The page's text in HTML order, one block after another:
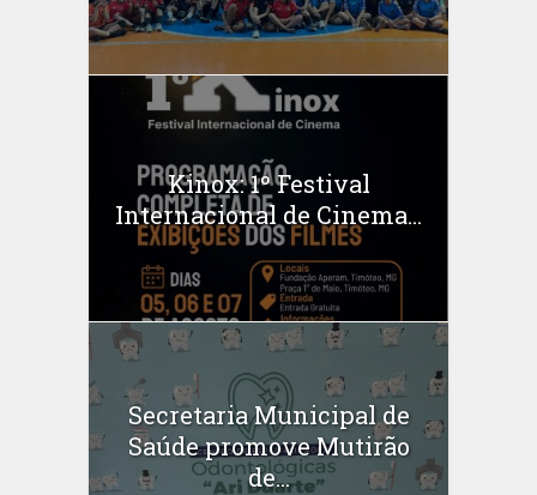
Kinox: 1º Festival
Internacional de Cinema...
Secretaria Municipal de
Saúde promove Mutirão
de...